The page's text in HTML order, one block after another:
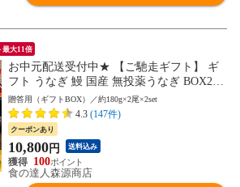
最大11倍
お中元配送受付中★ 【ご馳走ギフト】 ギ
フト うなぎ 鰻 国産 無投薬うなぎ BOX2箱
（各180g前後×2本入り×2セット） 送料無
料 山椒鰻たれ付お取り寄せグルメ 食品 海
鮮 贈答 【最安挑戦！12760円→10800円セ
ール】 土用丑
贈答用（ギフトBOX）／約180g×2尾×2set
4.3 (147件)
クーポンあり
10,800円 送料込み
100
食の達人森源商店